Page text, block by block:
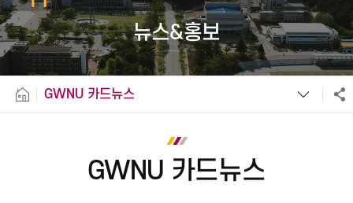
뉴스&홍보
GWNU 카드뉴스
GWNU 카드뉴스